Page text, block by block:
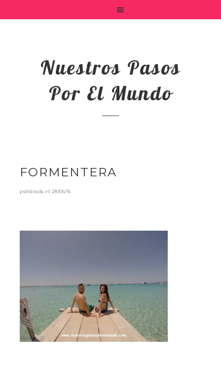
Nuestros Pasos
Por El Mundo
FORMENTERA
publicada el 28/06/16